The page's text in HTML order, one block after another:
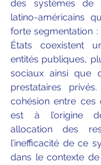
des systèmes de
latino-américains
forte segmentation
États coexistent
entités publiques,
sociaux ainsi que
prestataires
cohésion entre ces
est à l’origine
allocation des
l’inefficacité de ce
dans le contexte